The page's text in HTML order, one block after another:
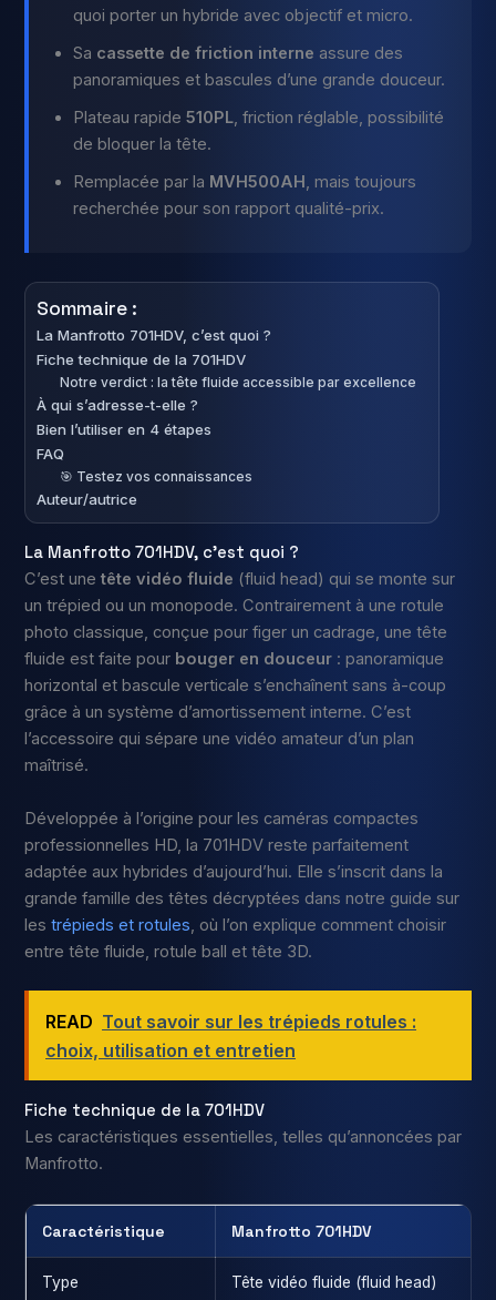
quoi porter un hybride avec objectif et micro.
Sa cassette de friction interne assure des
panoramiques et bascules d’une grande douceur.
Plateau rapide510PL, friction réglable, possibilité
de bloquer la tête.
Remplacée par la MVH500AH, mais toujours
recherchée pour son rapport qualité-prix.
Sommaire :
La Manfrotto 701HDV, c’est quoi ?
Fiche technique de la 701HDV
Notre verdict : la tête fluide accessible par excellence
À qui s’adresse-t-elle ?
Bien l’utiliser en 4 étapes
FAQ
🎯 Testez vos connaissances
Auteur/autrice
La Manfrotto 701HDV, c’est quoi ?
C’est unetête vidéo fluide (fluid head) qui se monte sur
un trépied ou un monopode. Contrairement à une rotule
photo classique, conçue pour figer un cadrage, une tête
fluide est faite pour bouger en douceur : panoramique
horizontal et bascule verticale s’enchaînent sans à-coup
grâce à un système d’amortissement interne. C’est
l’accessoire qui sépare une vidéo amateur d’un plan
maîtrisé.
Développée à l’origine pour les caméras compactes
professionnelles HD, la 701HDV reste parfaitement
adaptée aux hybrides d’aujourd’hui. Elle s’inscrit dans la
grande famille des têtes décryptées dans notre guide sur
lestrépieds et rotules, où l’on explique comment choisir
entre tête fluide, rotule ball et tête 3D.
READ Tout savoir sur les trépieds rotules :
choix, utilisation et entretien
Fiche technique de la 701HDV
Les caractéristiques essentielles, telles qu’annoncées par
Manfrotto.
Caractéristique Manfrotto 701HDV
Type Tête vidéo fluide (fluid head)